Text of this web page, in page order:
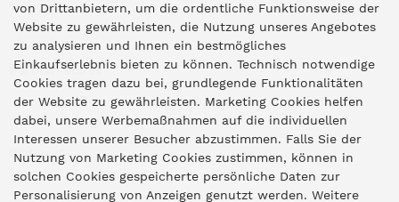
Zentrale Idar-Oberstein
Partner-Stores
"Deko 409" Bernkastel-Kues
Widerruf
von Drittanbietern, um die ordentliche Funktionsweise der
Website zu gewährleisten, die Nutzung unseres Angebotes
zu analysieren und Ihnen ein bestmögliches
Einkaufserlebnis bieten zu können. Technisch notwendige
Cookies tragen dazu bei, grundlegende Funktionalitäten
der Website zu gewährleisten. Marketing Cookies helfen
dabei, unsere Werbemaßnahmen auf die individuellen
Interessen unserer Besucher abzustimmen. Falls Sie der
Nutzung von Marketing Cookies zustimmen, können in
solchen Cookies gespeicherte persönliche Daten zur
Personalisierung von Anzeigen genutzt werden. Weitere